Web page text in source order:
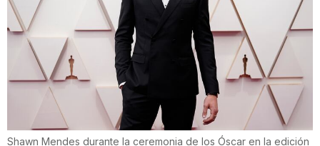
Shawn Mendes durante la ceremonia de los Óscar en la edición